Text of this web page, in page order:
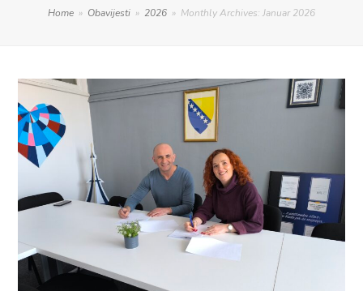
Home » Obavijesti » 2026 » Monthly Archives: Januar 2026